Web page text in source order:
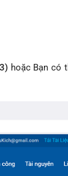
hoặc Bạn có